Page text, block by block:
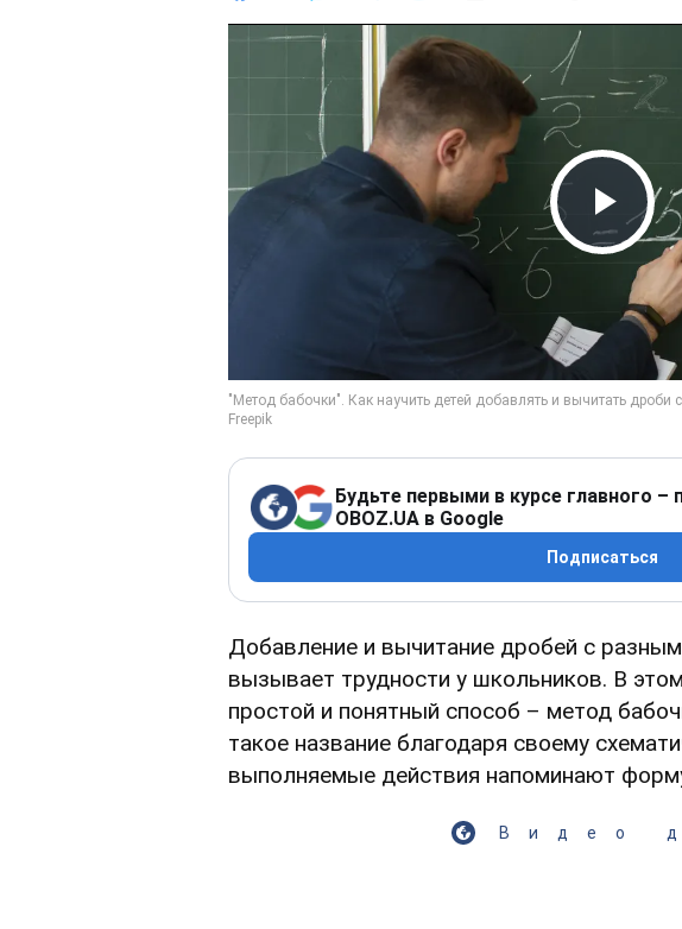
Play
Будьте первыми в курсе главного
OBOZ.UA в Google
Подписаться
Добавление и вычитание дробей с
вызывает трудности у школьников. В
простой и понятный способ – метод
такое название благодаря своему
выполняемые действия напоминают
Видео